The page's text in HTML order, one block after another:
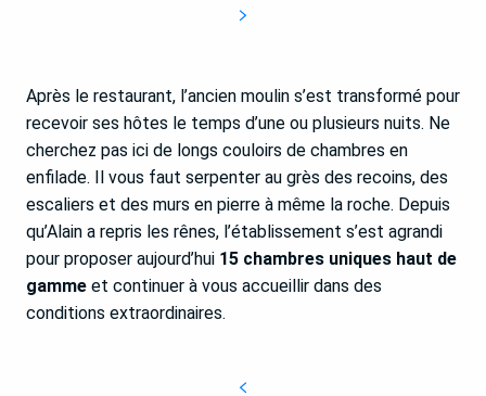
Après le restaurant, l’ancien moulin s’est transformé pour
recevoir ses hôtes le temps d’une ou plusieurs nuits. Ne
cherchez pas ici de longs couloirs de chambres en
enfilade. Il vous faut serpenter au grès des recoins, des
escaliers et des murs en pierre à même la roche. Depuis
qu’Alain a repris les rênes, l’établissement s’est agrandi
pour proposer aujourd’hui 15 chambres uniques haut de
gamme et continuer à vous accueillir dans des
conditions extraordinaires.